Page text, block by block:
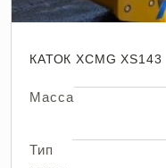
КАТОК XCMG XS143
Масса
Тип